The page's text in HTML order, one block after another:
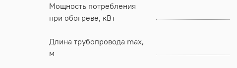
Мощность потребления
при обогреве, кВт
Длина трубопровода max,
м